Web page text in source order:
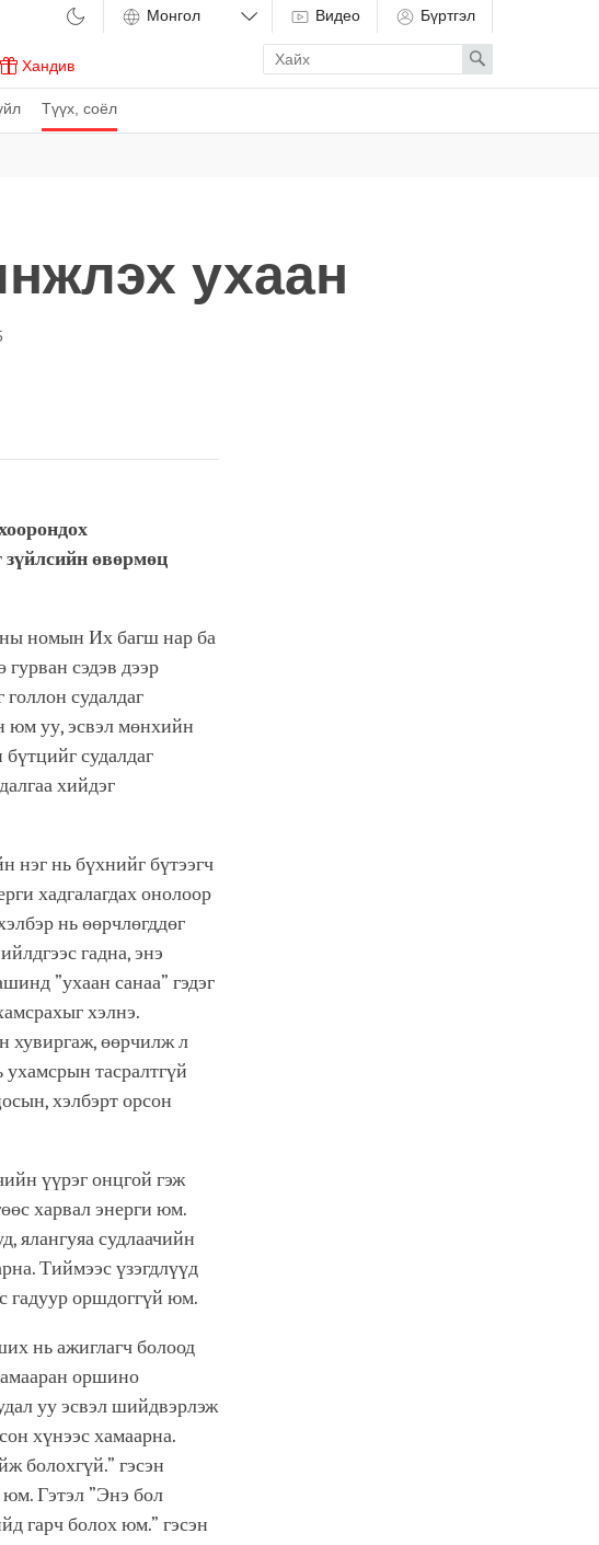
Түүх, соёл
Хандив
Видео Бүртгэл
Enter
search
term
Search
ухаан
зүйлсийн өвөрмөц
номын Их багш нар ба
сэдэв дээр
судалдаг
юм уу, эсвэл мөнхийн
судалдаг
хийдэг
нь бүхнийг бүтээгч
хадгалагдах онолоор
нь өөрчлөгддөг
гадна, энэ
”ухаан санаа” гэдэг
хэлнэ.
хувиргаж, өөрчилж л
тасралтгүй
хэлбэрт орсон
үүрэг онцгой гэж
харвал энерги юм.
ялангуяа судлаачийн
Тиймээс үзэгдлүүд
гадуур оршдоггүй юм.
нь ажиглагч болоод
оршино
уу эсвэл шийдвэрлэж
хүнээс хамаарна.
болохгүй.” гэсэн
юм. Гэтэл ”Энэ бол
гарч болох юм.” гэсэн